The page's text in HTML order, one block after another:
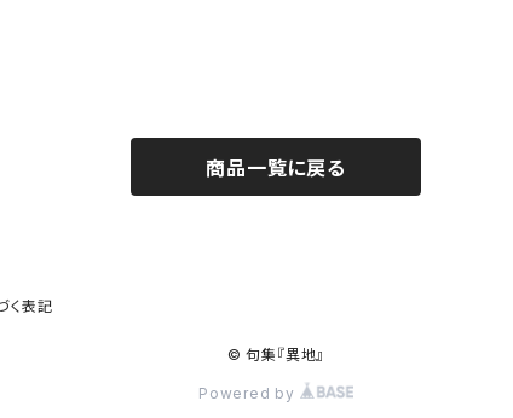
商品一覧に戻る
く表記
© 句集『異地』
Powered by